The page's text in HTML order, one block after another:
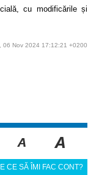
cu modificările și
06 Nov 2024 17:12:21 +0200
CE SĂ ÎMI FAC CONT?